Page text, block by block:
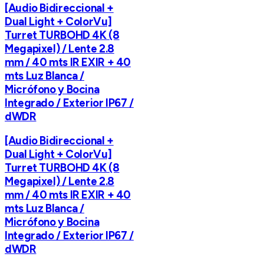
[Audio Bidireccional +
Dual Light + ColorVu]
Turret TURBOHD 4K (8
Megapixel) / Lente 2.8
mm / 40 mts IR EXIR + 40
mts Luz Blanca /
Micrófono y Bocina
Integrado / Exterior IP67 /
dWDR
[Audio Bidireccional +
Dual Light + ColorVu]
Turret TURBOHD 4K (8
Megapixel) / Lente 2.8
mm / 40 mts IR EXIR + 40
mts Luz Blanca /
Micrófono y Bocina
Integrado / Exterior IP67 /
dWDR